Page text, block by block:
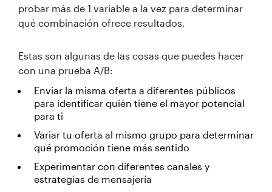
probar más de 1 variable a la vez para determinar
qué combinación ofrece resultados.
Estas son algunas de las cosas que puedes hacer
con una prueba A/B:
Enviar la misma oferta a diferentes públicos
para identificar quién tiene el mayor potencial
para ti
Variar tu oferta al mismo grupo para determinar
qué promoción tiene más sentido
Experimentar con diferentes canales y
estrategias de mensajería